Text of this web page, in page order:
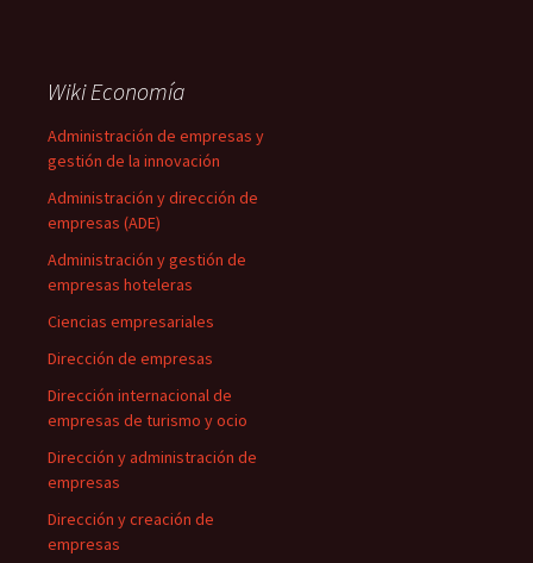
Wiki Economía
Administración de empresas y
gestión de la innovación
Administración y dirección de
empresas (ADE)
Administración y gestión de
empresas hoteleras
Ciencias empresariales
Dirección de empresas
Dirección internacional de
empresas de turismo y ocio
Dirección y administración de
empresas
Dirección y creación de
empresas